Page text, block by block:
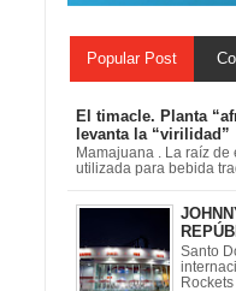
Popular Post
El timacle. Planta
levanta la “virilidad”
Mamajuana . La raíz
utilizada para bebida
Santo